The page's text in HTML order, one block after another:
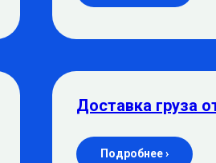
Доставка груза
Подробнее ›